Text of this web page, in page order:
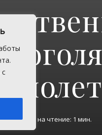
Время на чтение: 1 мин.